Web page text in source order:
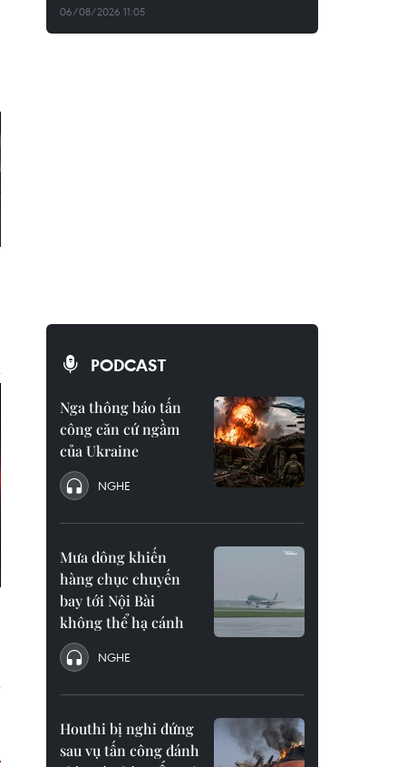
06/08/2026 11:05
PODCAST
Nga thông báo tấn
công căn cứ ngầm
của Ukraine
NGHE
Mưa dông khiến
hàng chục chuyến
bay tới Nội Bài
không thể hạ cánh
NGHE
Houthi bị nghi đứng
sau vụ tấn công đánh